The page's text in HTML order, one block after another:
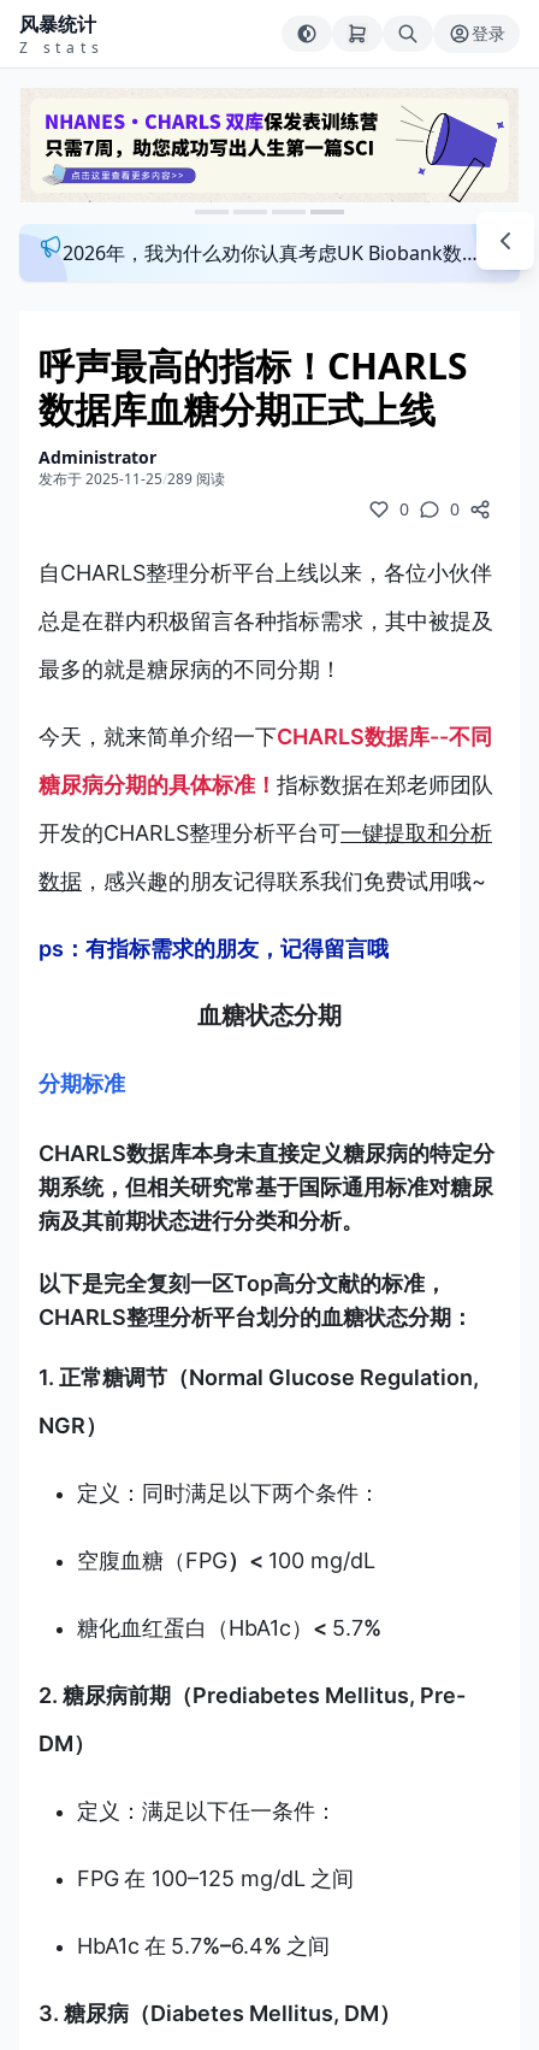
风暴统计
Z stats
登录
2026年，我为什么劝你认真考虑UK Biobank数据库？来看看这个一对一指导发文班
呼声最高的指标！CHARLS
数据库血糖分期正式上线
Administrator
发布于 2025-11-25/289 阅读
0 0
自CHARLS整理分析平台上线以来，各位小伙伴
总是在群内积极留言各种指标需求，其中被提及
最多的就是糖尿病的不同分期！
今天，就来简单介绍一下CHARLS数据库--不同
糖尿病分期的具体标准！ 指标数据在郑老师团队
开发的CHARLS整理分析平台可一键提取和分析
数据 ，感兴趣的朋友记得联系我们免费试用哦~
ps：有指标需求的朋友，记得留言哦
血糖状态分期
分期标准
CHARLS数据库本身未直接定义糖尿病的特定分
期系统，但相关研究常基于国际通用标准对糖尿
病及其前期状态进行分类和分析。
以下是完全复刻一区Top高分文献的标准，
CHARLS整理分析平台划分的血糖状态分期：
1. 正常糖调节（Normal Glucose Regulation,
NGR）
定义：同时满足以下两个条件：
空腹血糖（FPG）< 100 mg/dL
糖化血红蛋白（HbA1c） < 5.7%
2. 糖尿病前期（Prediabetes Mellitus, Pre-
DM）
定义：满足以下任一条件：
FPG在 100–125 mg/dL 之间
HbA1c 在 5.7%–6.4% 之间
3. 糖尿病（Diabetes Mellitus, DM）